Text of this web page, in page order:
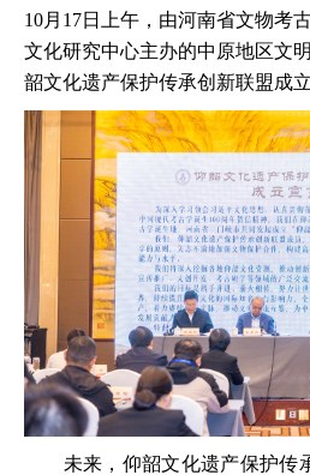
10月17日上午，由河南省文物考
文化研究中心主办的中原地区文
韶文化遗产保护传承创新联盟成
未来，仰韶文化遗产保护传